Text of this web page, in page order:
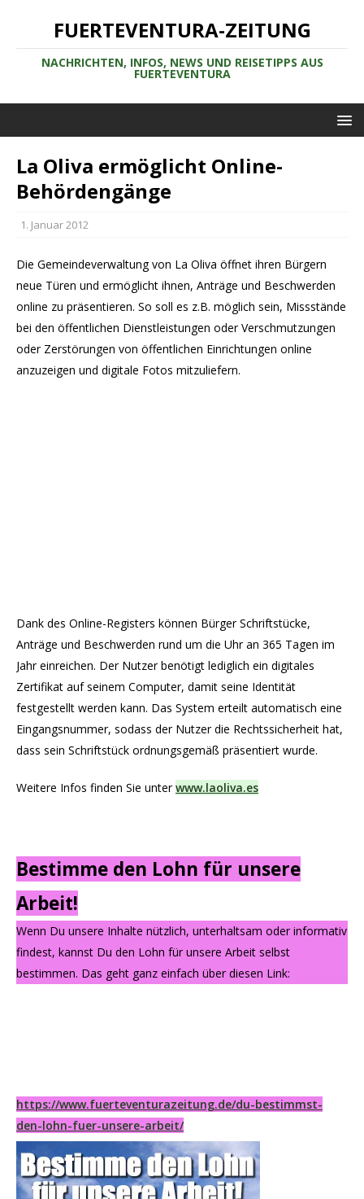
FUERTEVENTURA-ZEITUNG
NACHRICHTEN, INFOS, NEWS UND REISETIPPS AUS
FUERTEVENTURA
La Oliva ermöglicht Online-
Behördengänge
1. Januar 2012
Die Gemeindeverwaltung von La Oliva öffnet ihren Bürgern
neue Türen und ermöglicht ihnen, Anträge und Beschwerden
online zu präsentieren. So soll es z.B. möglich sein, Missstände
bei den öffentlichen Dienstleistungen oder Verschmutzungen
oder Zerstörungen von öffentlichen Einrichtungen online
anzuzeigen und digitale Fotos mitzuliefern.
Dank des Online-Registers können Bürger Schriftstücke,
Anträge und Beschwerden rund um die Uhr an 365 Tagen im
Jahr einreichen. Der Nutzer benötigt lediglich ein digitales
Zertifikat auf seinem Computer, damit seine Identität
festgestellt werden kann. Das System erteilt automatisch eine
Eingangsnummer, sodass der Nutzer die Rechtssicherheit hat,
dass sein Schriftstück ordnungsgemäß präsentiert wurde.
Weitere Infos finden Sie unterwww.laoliva.es
Bestimme den Lohn für unsere
Arbeit!
Wenn Du unsere Inhalte nützlich, unterhaltsam oder informativ
findest, kannst Du den Lohn für unsere Arbeit selbst
bestimmen. Das geht ganz einfach über diesen Link:
https://www.fuerteventurazeitung.de/du-bestimmst-
den-lohn-fuer-unsere-arbeit/